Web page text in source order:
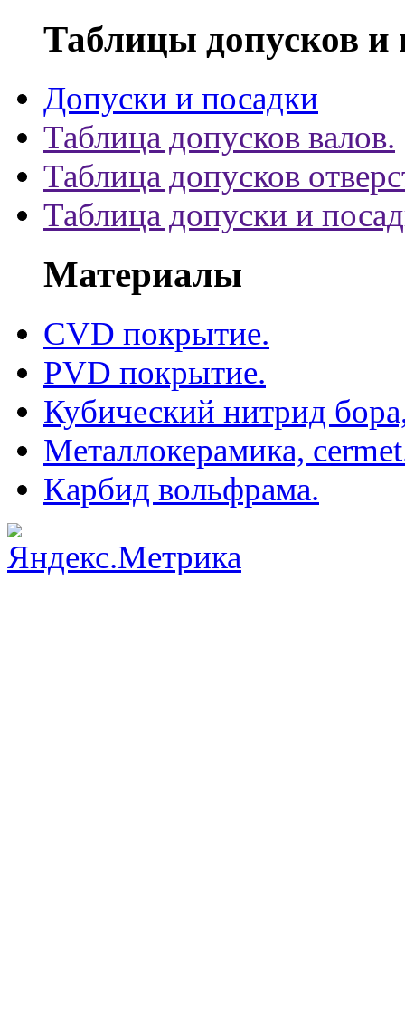
Таблицы допусков и
Допуски и посадки
Таблица допусков валов.
Таблица допусков
Таблица допуски и
Материалы
CVD покрытие.
PVD покрытие.
Кубический нитрид
Металлокерамика,
Карбид вольфрама.